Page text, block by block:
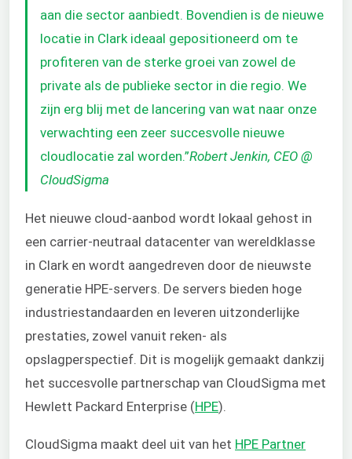
aan die sector aanbiedt. Bovendien is de nieuwe
locatie in Clark ideaal gepositioneerd om te
profiteren van de sterke groei van zowel de
private als de publieke sector in die regio. We
zijn erg blij met de lancering van wat naar onze
verwachting een zeer succesvolle nieuwe
cloudlocatie zal worden.”Robert Jenkin, CEO @
CloudSigma
Het nieuwe cloud-aanbod wordt lokaal gehost in
een carrier-neutraal datacenter van wereldklasse
in Clark en wordt aangedreven door de nieuwste
generatie HPE-servers. De servers bieden hoge
industriestandaarden en leveren uitzonderlijke
prestaties, zowel vanuit reken- als
opslagperspectief. Dit is mogelijk gemaakt dankzij
het succesvolle partnerschap van CloudSigma met
Hewlett Packard Enterprise (HPE).
CloudSigma maakt deel uit van het HPE Partner